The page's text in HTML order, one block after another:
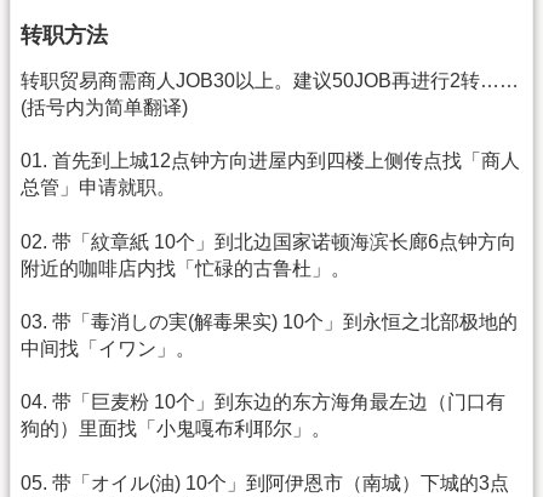
转职方法
转职贸易商需商人JOB30以上。建议50JOB再进行2转……
(括号内为简单翻译)
01. 首先到上城12点钟方向进屋内到四楼上侧传点找「商人
总管」申请就职。
02. 带「紋章紙 10个」到北边国家诺顿海滨长廊6点钟方向
附近的咖啡店内找「忙碌的古鲁杜」。
03. 带「毒消しの実(解毒果实) 10个」到永恒之北部极地的
中间找「イワン」。
04. 带「巨麦粉 10个」到东边的东方海角最左边（门口有
狗的）里面找「小鬼嘎布利耶尔」。
05. 带「オイル(油) 10个」到阿伊恩市（南城）下城的3点